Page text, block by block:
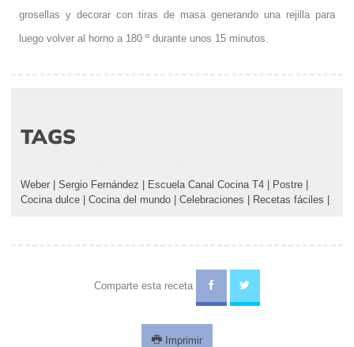
grosellas y decorar con tiras de masa generando una rejilla para
luego volver al horno a 180 º durante unos 15 minutos.
TAGS
Weber | Sergio Fernández | Escuela Canal Cocina T4 | Postre |
Cocina dulce | Cocina del mundo | Celebraciones | Recetas fáciles |
Comparte esta receta
Imprimir